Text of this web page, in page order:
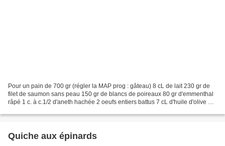
Pour un pain de 700 gr (régler la MAP prog : gâteau) 8 cL de lait 230 gr de
filet de saumon sans peau 150 gr de blancs de poireaux 80 gr d'emmenthal
râpé 1 c. à c.1/2 d'aneth hachée 2 oeufs entiers battus 7 cL d'huile d'olive 1/2
Quiche aux épinards